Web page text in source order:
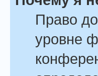
Право
уровне